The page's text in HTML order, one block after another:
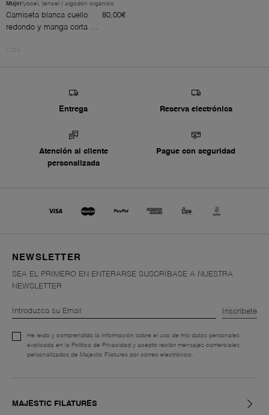
Mujer lyocel, tencel / algodón orgánico
Camiseta blanca cuello
redondo y manga corta de
80,00€
Entrega Reserva electrónica
Atención al cliente
personalizada
Pague con seguridad
NEWSLETTER
SEA EL PRIMERO EN ENTERARSE SUSCRÍBASE A NUESTRA
NEWSLETTER
Inscríbete
He leído y comprendido la información sobre el uso de mis datos personales
explicada en la Política de Privacidad y acepto recibir mensajes comerciales
personalizados de Majestic Filatures por correo electrónico.
MAJESTIC FILATURES